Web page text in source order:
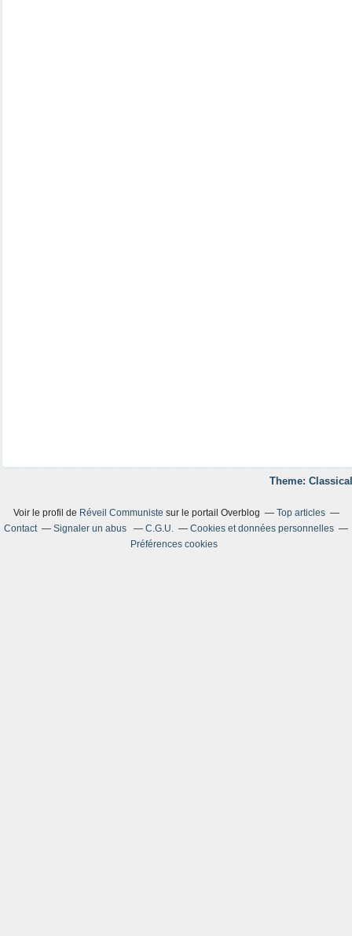
Theme:
Voir le profil de Réveil Communiste sur le portail Overblog
Top articles
Contact
Signaler un abus C.G.U.
Cookies et données personnelles
Préférences cookies